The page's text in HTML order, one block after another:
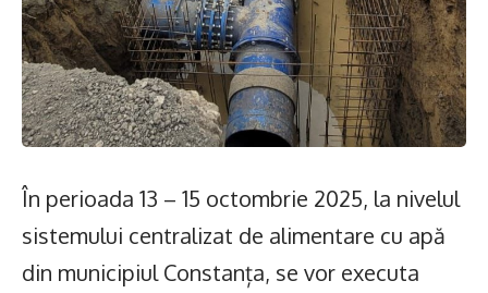
În perioada 13 – 15 octombrie 2025, la nivelul
sistemului centralizat de alimentare cu apă
din municipiul Constanța, se vor executa